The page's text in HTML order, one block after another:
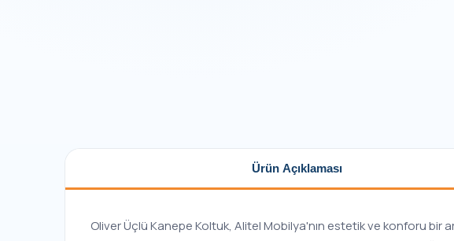
Ürün Açıklaması
Oliver Üçlü Kanepe Koltuk, Alitel Mobilya'nın estetik ve konforu bir